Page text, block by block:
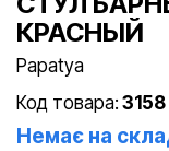
КРАСНЫЙ
Papatya
Код товара: 3158
Немає на